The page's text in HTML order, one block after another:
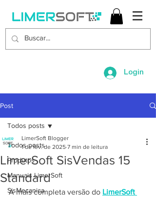
Login
Post
Todos posts
Produtos
Manuais LimerSoft
SisMecanica
Todos posts
LimerSoft SisVendas 15
Standard
LimerSoft Blogger
1 de fev. de 2025 7 min de leitura
A mais completa versão do LimerSoft